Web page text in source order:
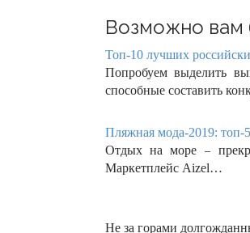
Возможно вам
Топ-10 лучших
Попробуем выделить
способные составить
Пляжная мода-2019: топ-
Отдых на море –
Маркетплейс Aizel…
Не за горами